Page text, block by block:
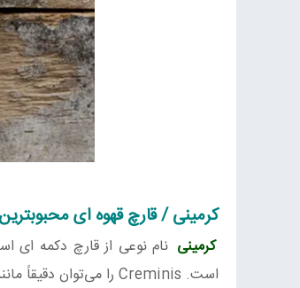
کرمینی / قارچ قهوه ای
کرمینی نام نوعی از قارچ دکمه ای
است. Creminis را می‌توان دقیقاً مانند دکمه‌های سفید در هر دستور پختی استفاده کرد.